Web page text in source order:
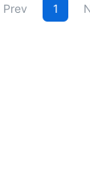
Prev 1